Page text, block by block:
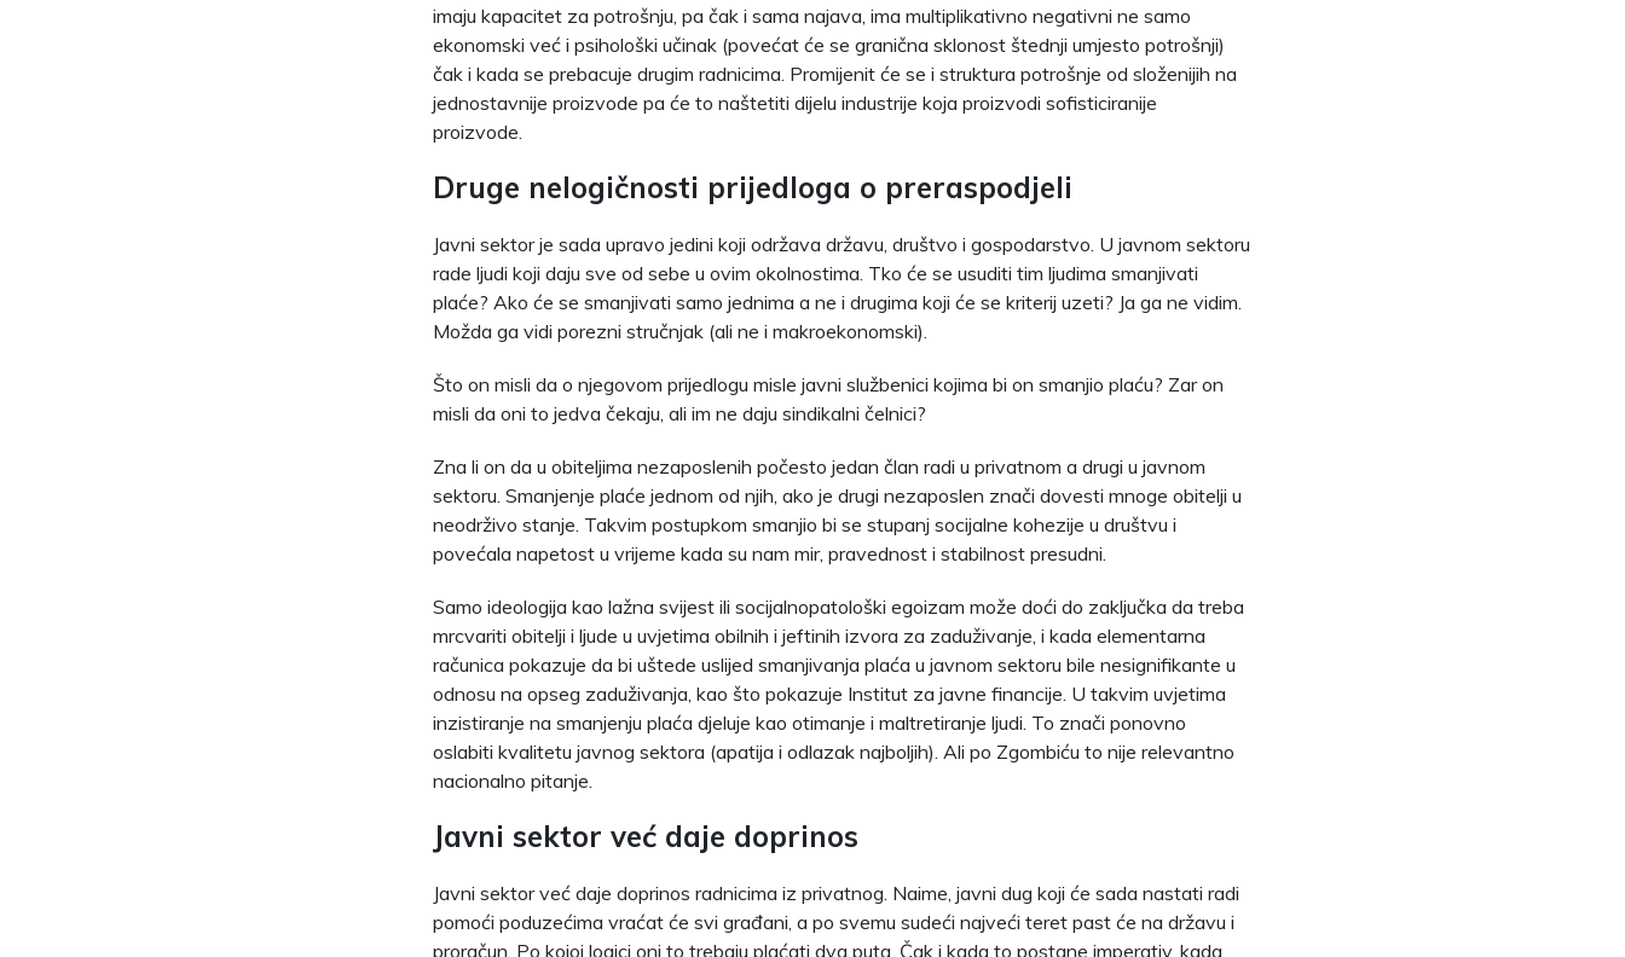
imaju kapacitet za potrošnju, pa čak i sama najava, ima multiplikativno negativni ne samo
ekonomski već i psihološki učinak (povećat će se granična sklonost štednji umjesto potrošnji)
čak i kada se prebacuje drugim radnicima. Promijenit će se i struktura potrošnje od složenijih na
jednostavnije proizvode pa će to naštetiti dijelu industrije koja proizvodi sofisticiranije
proizvode.
Druge nelogičnosti prijedloga o preraspodjeli
Javni sektor je sada upravo jedini koji održava državu, društvo i gospodarstvo. U javnom sektoru
rade ljudi koji daju sve od sebe u ovim okolnostima. Tko će se usuditi tim ljudima smanjivati
plaće? Ako će se smanjivati samo jednima a ne i drugima koji će se kriterij uzeti? Ja ga ne vidim.
Možda ga vidi porezni stručnjak (ali ne i makroekonomski).
Što on misli da o njegovom prijedlogu misle javni službenici kojima bi on smanjio plaću? Zar on
misli da oni to jedva čekaju, ali im ne daju sindikalni čelnici?
Zna li on da u obiteljima nezaposlenih počesto jedan član radi u privatnom a drugi u javnom
sektoru. Smanjenje plaće jednom od njih, ako je drugi nezaposlen znači dovesti mnoge obitelji u
neodrživo stanje. Takvim postupkom smanjio bi se stupanj socijalne kohezije u društvu i
povećala napetost u vrijeme kada su nam mir, pravednost i stabilnost presudni.
Samo ideologija kao lažna svijest ili socijalnopatološki egoizam može doći do zaključka da treba
mrcvariti obitelji i ljude u uvjetima obilnih i jeftinih izvora za zaduživanje, i kada elementarna
računica pokazuje da bi uštede uslijed smanjivanja plaća u javnom sektoru bile nesignifikante u
odnosu na opseg zaduživanja, kao što pokazuje Institut za javne financije. U takvim uvjetima
inzistiranje na smanjenju plaća djeluje kao otimanje i maltretiranje ljudi. To znači ponovno
oslabiti kvalitetu javnog sektora (apatija i odlazak najboljih). Ali po Zgombiću to nije relevantno
nacionalno pitanje.
Javni sektor već daje doprinos
Javni sektor već daje doprinos radnicima iz privatnog. Naime, javni dug koji će sada nastati radi
pomoći poduzećima vraćat će svi građani, a po svemu sudeći najveći teret past će na državu i
proračun. Po kojoj logici oni to trebaju plaćati dva puta. Čak i kada to postane imperativ, kada